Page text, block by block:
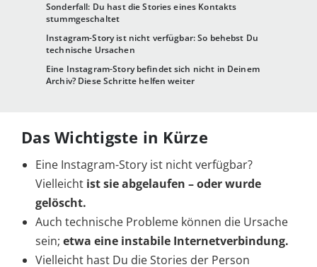
Sonderfall: Du hast die Stories eines Kontakts
stummgeschaltet
Instagram-Story ist nicht verfügbar: So behebst Du
technische Ursachen
Eine Instagram-Story befindet sich nicht in Deinem
Archiv? Diese Schritte helfen weiter
Das Wichtigste in Kürze
Eine Instagram-Story ist nicht verfügbar?
Vielleicht istsie abgelaufen – oder wurde
gelöscht.
Auch technische Probleme können die Ursache
sein; etwa eine instabile Internetverbindung.
Vielleicht hast Du die Stories der Person